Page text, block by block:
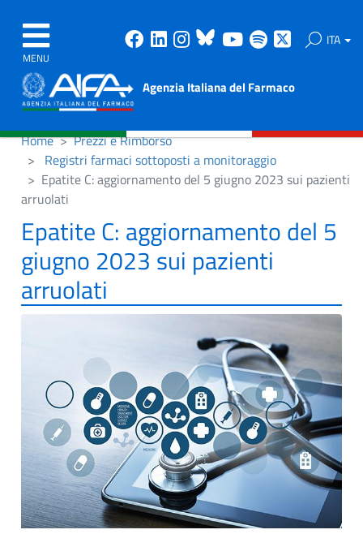
MENU
Facebook
Linkedin
Instagram
Bluesky
Youtube
Spotify ITA
Agenzia Italiana del Farmaco
Home
Prezzi e Rimborso
Registri farmaci sottoposti a monitoraggio
Epatite C: aggiornamento del 5 giugno 2023 sui pazienti
arruolati
Epatite C: aggiornamento del 5
giugno 2023 sui pazienti
arruolati